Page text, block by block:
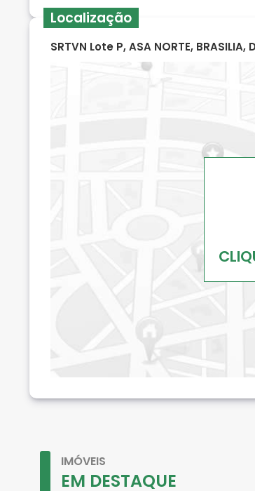
Localização
SRTVN Lote P, ASA NORTE, BRASILIA,
IMÓVEIS
EM DESTAQUE